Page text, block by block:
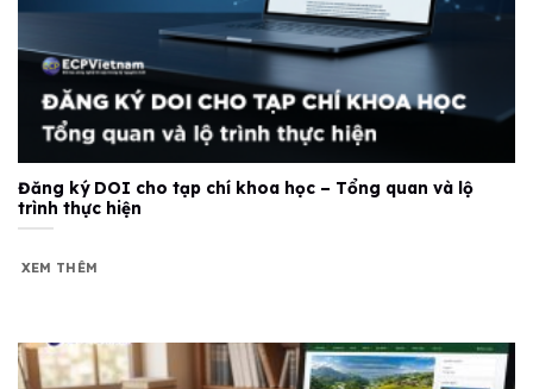
Đăng ký DOI cho tạp chí khoa học – Tổng quan và lộ
trình thực hiện
XEM THÊM